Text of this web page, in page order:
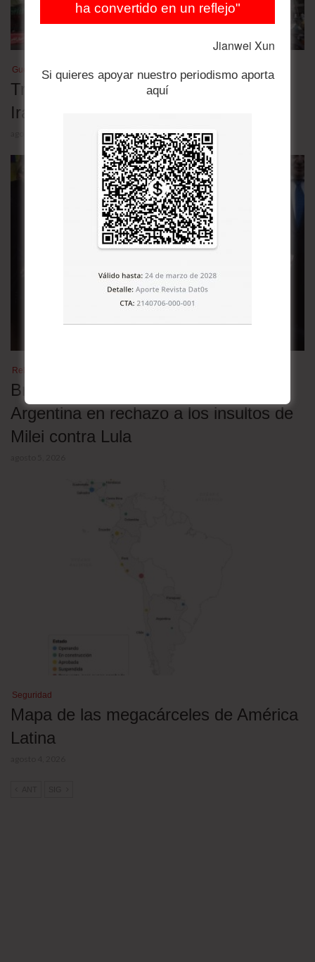
Guerra en Medio Oriente
Tres escenarios para la guerra entre
Irán y Estados Unidos
Relaciones bilaterales
Brasil retira a su embajador en
Argentina en rechazo a los insultos de
Milei contra Lula
Seguridad
Mapa de las megacárceles de América
Latina
ha convertido en un reflejo"
Jianwei Xun
Si quieres apoyar nuestro periodismo aporta
aquí